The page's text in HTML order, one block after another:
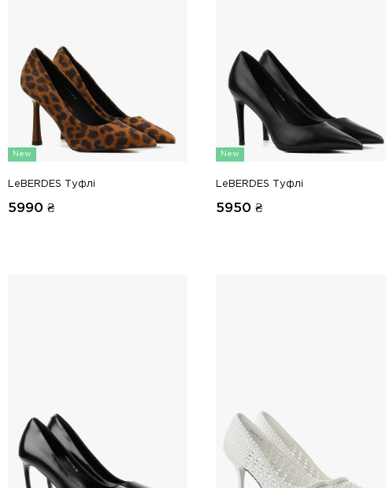
New
LeBERDES Туфлі
5990 ₴
New
LeBERDES Туфлі
5950 ₴